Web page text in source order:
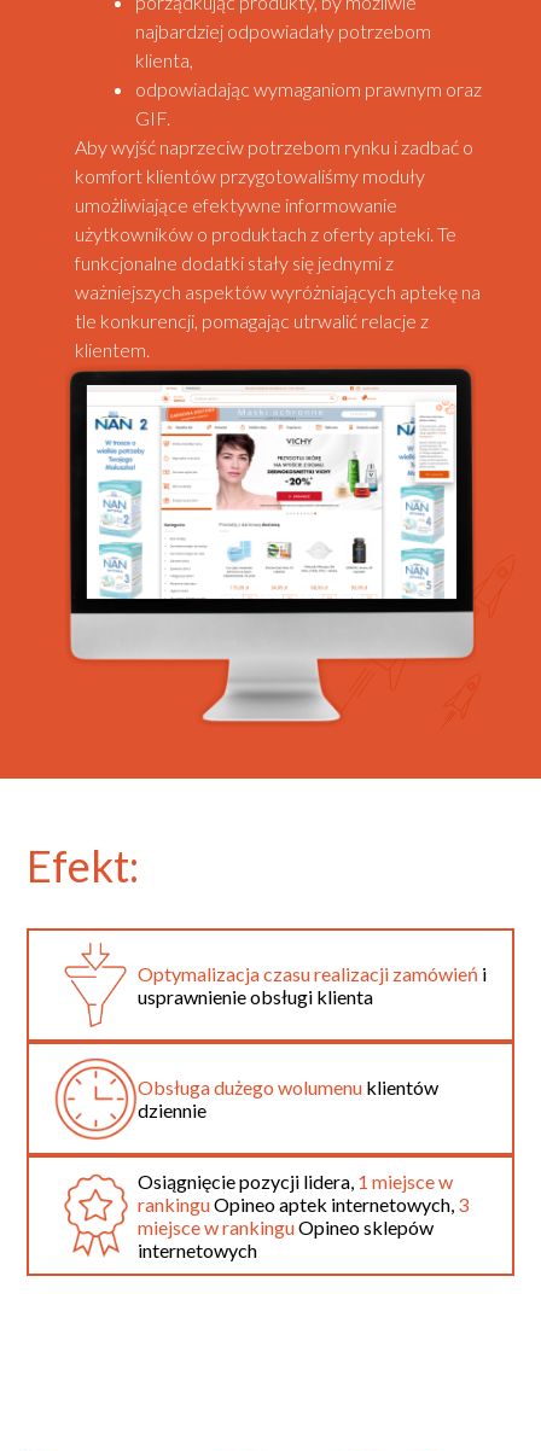
najbardziej odpowiadały potrzebom
klienta,
odpowiadając wymaganiom prawnym oraz
GIF.
Aby wyjść naprzeciw potrzebom rynku i zadbać o
komfort klientów przygotowaliśmy moduły
umożliwiające efektywne informowanie
użytkowników o produktach z oferty apteki. Te
funkcjonalne dodatki stały się jednymi z
ważniejszych aspektów wyróżniających aptekę na
tle konkurencji, pomagając utrwalić relacje z
klientem.
Efekt:
Optymalizacja czasu realizacji zamówień i
usprawnienie obsługi klienta
Obsługa dużego wolumenu klientów
dziennie
Osiągnięcie pozycji lidera, 1 miejsce w
rankinguOpineo aptek internetowych, 3
miejsce w rankinguOpineo sklepów
internetowych